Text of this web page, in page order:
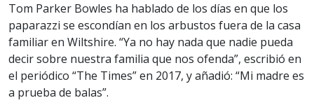
Tom Parker Bowles ha hablado de los días en que los
paparazzi se escondían en los arbustos fuera de la casa
familiar en Wiltshire. “Ya no hay nada que nadie pueda
decir sobre nuestra familia que nos ofenda”, escribió en
el periódico “The Times” en 2017, y añadió: “Mi madre es
a prueba de balas”.